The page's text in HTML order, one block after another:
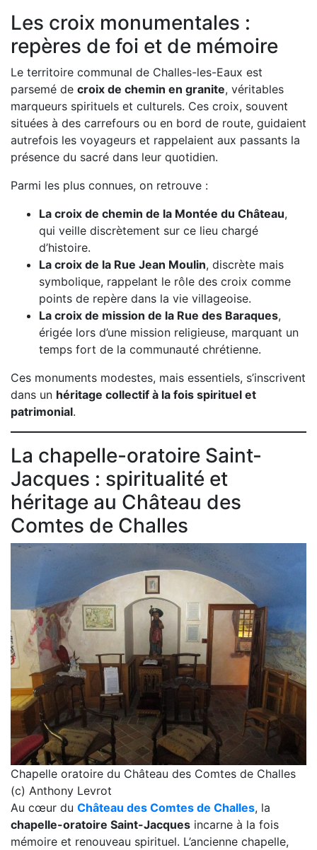
Les croix monumentales :
repères de foi et de mémoire
Le territoire communal de Challes-les-Eaux est
parsemé de croix de chemin en granite, véritables
marqueurs spirituels et culturels. Ces croix, souvent
situées à des carrefours ou en bord de route, guidaient
autrefois les voyageurs et rappelaient aux passants la
présence du sacré dans leur quotidien.
Parmi les plus connues, on retrouve :
La croix de chemin de la Montée du Château,
qui veille discrètement sur ce lieu chargé
d’histoire.
La croix de la Rue Jean Moulin, discrète mais
symbolique, rappelant le rôle des croix comme
points de repère dans la vie villageoise.
La croix de mission de la Rue des Baraques,
érigée lors d’une mission religieuse, marquant un
temps fort de la communauté chrétienne.
Ces monuments modestes, mais essentiels, s’inscrivent
dans un héritage collectif à la fois spirituel et
patrimonial.
La chapelle-oratoire Saint-
Jacques : spiritualité et
héritage au Château des
Comtes de Challes
Chapelle oratoire du Château des Comtes de Challes
(c) Anthony Levrot
Au cœur du Château des Comtes de Challes, la
chapelle-oratoire Saint-Jacques incarne à la fois
mémoire et renouveau spirituel. L’ancienne chapelle,